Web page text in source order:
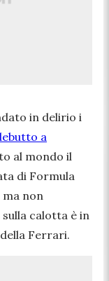
in delirio i
a
al mondo il
di Formula
non
calotta è in
Ferrari.